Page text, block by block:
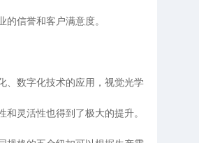
的信誉和客户满意度。
、数字化技术的应用，视觉光学
和灵活性也得到了极大的提升。